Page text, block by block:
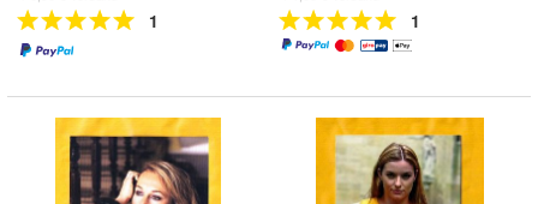
1 1